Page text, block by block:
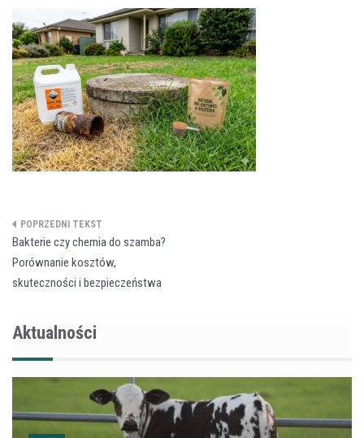
Nawigacja
wpisu
Bakterie czy chemia do szamba?
Porównanie kosztów,
skuteczności i bezpieczeństwa
Aktualności